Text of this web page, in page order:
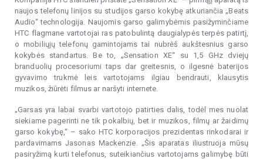
ŽAIDIMAI
naujos telefonų linijos su studijos garso kokybę atkuriančia „Beats
Audio“ technologija. Naujomis garso galimybėmis pasižyminčiame
HTC flagmane vartotojai ras patobulintą daugialypės terpės patirtį,
o mobiliųjų telefonų gamintojams tai nubrėš aukštesnius garso
kokybės standartus. Be to, „Sensation XE“ su 1,5 GHz dviejų
branduolių procesoriumi taps dar greitesnis, o ilgesnė baterijos
gyvavimo trukmė leis vartotojams ilgiau bendrauti, klausytis
muzikos, žiūrėti filmus ar naršyti internete.
„Garsas yra labai svarbi vartotojo patirties dalis, todėl mes nuolat
siekiame pagerinti ne tik pokalbių, bet ir muzikos, filmų ar žaidimų
garso kokybę,“ – sako HTC korporacijos prezidentas rinkodarai ir
pardavimams Jasonas Mackenzie. „Šis aparatas iliustruoja mūsų
pasiryžimą kurti telefonus, suteikiančius vartotojams galimybę būti